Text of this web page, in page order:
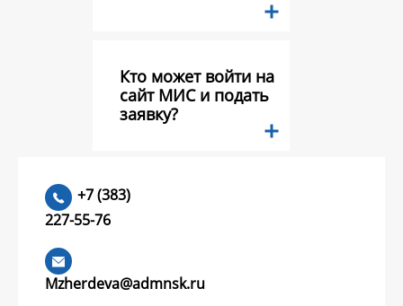
Кто может войти на
сайт МИС и подать
заявку?
Какие документы
+7 (383)
227-55-76
Mzherdeva@admnsk.ru